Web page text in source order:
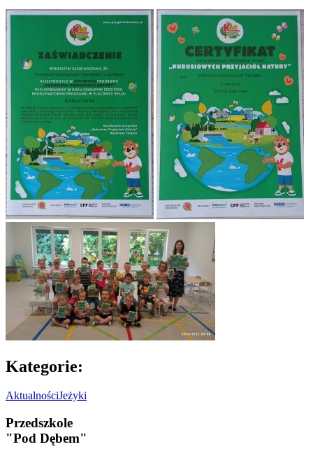
Kategorie:
AktualnościJeżyki
Przedszkole
"Pod Dębem"